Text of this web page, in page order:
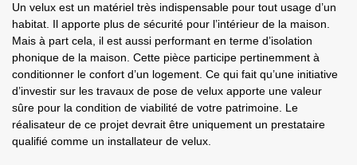
Un velux est un matériel très indispensable pour tout usage d’un
habitat. Il apporte plus de sécurité pour l’intérieur de la maison.
Mais à part cela, il est aussi performant en terme d’isolation
phonique de la maison. Cette pièce participe pertinemment à
conditionner le confort d’un logement. Ce qui fait qu’une initiative
d’investir sur les travaux de pose de velux apporte une valeur
sûre pour la condition de viabilité de votre patrimoine. Le
réalisateur de ce projet devrait être uniquement un prestataire
qualifié comme un installateur de velux.